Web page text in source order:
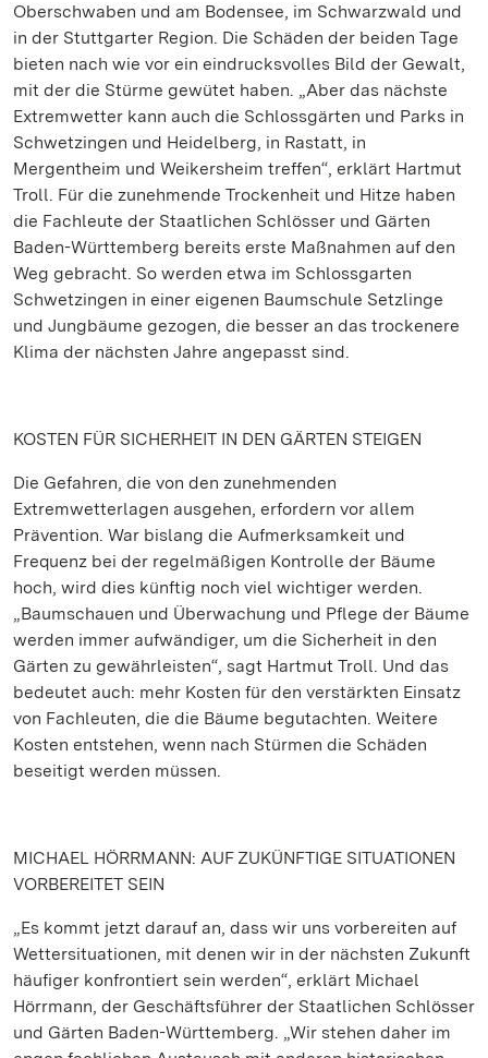
Oberschwaben und am Bodensee, im Schwarzwald und
in der Stuttgarter Region. Die Schäden der beiden Tage
bieten nach wie vor ein eindrucksvolles Bild der Gewalt,
mit der die Stürme gewütet haben. „Aber das nächste
Extremwetter kann auch die Schlossgärten und Parks in
Schwetzingen und Heidelberg, in Rastatt, in
Mergentheim und Weikersheim treffen“, erklärt Hartmut
Troll. Für die zunehmende Trockenheit und Hitze haben
die Fachleute der Staatlichen Schlösser und Gärten
Baden-Württemberg bereits erste Maßnahmen auf den
Weg gebracht. So werden etwa im Schlossgarten
Schwetzingen in einer eigenen Baumschule Setzlinge
und Jungbäume gezogen, die besser an das trockenere
Klima der nächsten Jahre angepasst sind.
KOSTEN FÜR SICHERHEIT IN DEN GÄRTEN STEIGEN
Die Gefahren, die von den zunehmenden
Extremwetterlagen ausgehen, erfordern vor allem
Prävention. War bislang die Aufmerksamkeit und
Frequenz bei der regelmäßigen Kontrolle der Bäume
hoch, wird dies künftig noch viel wichtiger werden.
„Baumschauen und Überwachung und Pflege der Bäume
werden immer aufwändiger, um die Sicherheit in den
Gärten zu gewährleisten“, sagt Hartmut Troll. Und das
bedeutet auch: mehr Kosten für den verstärkten Einsatz
von Fachleuten, die die Bäume begutachten. Weitere
Kosten entstehen, wenn nach Stürmen die Schäden
beseitigt werden müssen.
MICHAEL HÖRRMANN: AUF ZUKÜNFTIGE SITUATIONEN
VORBEREITET SEIN
„Es kommt jetzt darauf an, dass wir uns vorbereiten auf
Wettersituationen, mit denen wir in der nächsten Zukunft
häufiger konfrontiert sein werden“, erklärt Michael
Hörrmann, der Geschäftsführer der Staatlichen Schlösser
und Gärten Baden-Württemberg. „Wir stehen daher im